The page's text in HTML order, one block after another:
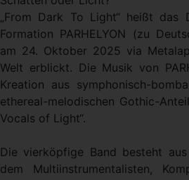
„From Dark To Light“ heißt das
Formation PARHELYON (zu
am 24. Oktober 2025 via
Welt erblickt. Die Musik von
Kreation aus symphonisch-
ethereal-melodischen Gothic-
Vocals of Light“.
Die vierköpfige Band besteht
dem Multiinstrumentalisten,